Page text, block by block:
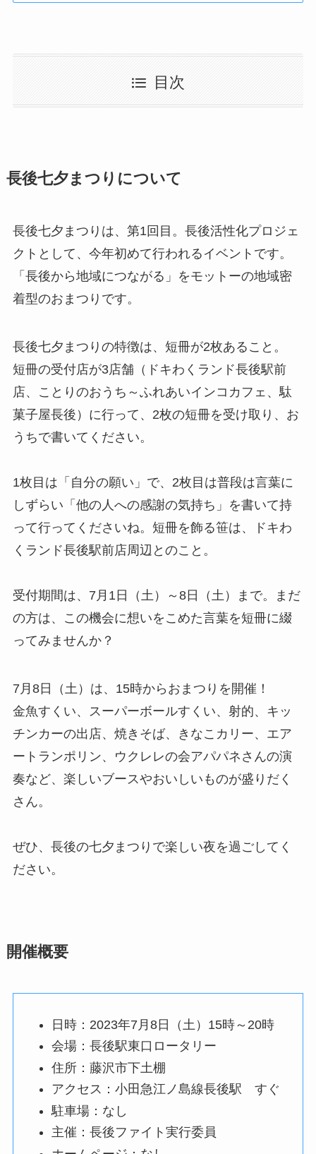
目次
長後七夕まつりについて
長後七夕まつりは、第1回目。長後活性化プロジェ
クトとして、今年初めて行われるイベントです。
「長後から地域につながる」をモットーの地域密
着型のおまつりです。
長後七夕まつりの特徴は、短冊が2枚あること。
短冊の受付店が3店舗（ドキわくランド長後駅前
店、ことりのおうち～ふれあいインコカフェ、駄
菓子屋長後）に行って、2枚の短冊を受け取り、お
うちで書いてください。
1枚目は「自分の願い」で、2枚目は普段は言葉に
しずらい「他の人への感謝の気持ち」を書いて持
って行ってくださいね。短冊を飾る笹は、ドキわ
くランド長後駅前店周辺とのこと。
受付期間は、7月1日（土）～8日（土）まで。まだ
の方は、この機会に想いをこめた言葉を短冊に綴
ってみませんか？
7月8日（土）は、15時からおまつりを開催！
金魚すくい、スーパーボールすくい、射的、キッ
チンカーの出店、焼きそば、きなこカリー、エア
ートランポリン、ウクレレの会アパパネさんの演
奏など、楽しいブースやおいしいものが盛りだく
さん。
ぜひ、長後の七夕まつりで楽しい夜を過ごしてく
ださい。
開催概要
日時：2023年7月8日（土）15時～20時
会場：長後駅東口ロータリー
住所：藤沢市下土棚
アクセス：小田急江ノ島線長後駅 すぐ
駐車場：なし
主催：長後ファイト実行委員